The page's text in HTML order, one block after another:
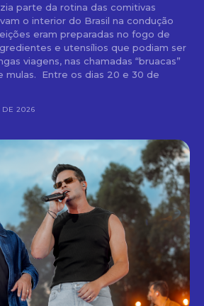
parte da rotina das comitivas
o interior do Brasil na condução
eram preparadas no fogo de
e utensílios que podiam ser
viagens, nas chamadas “bruacas”
20 e 30 de
DE 2026